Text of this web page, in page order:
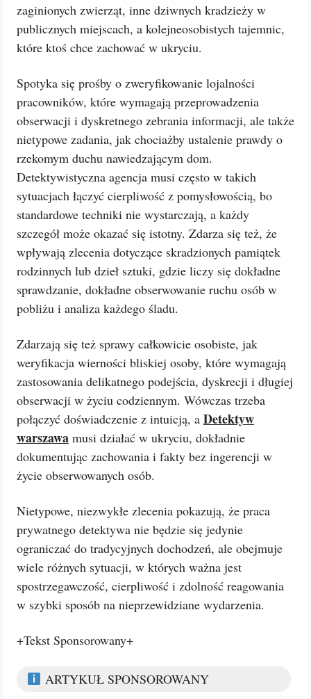
zaginionych zwierząt, inne dziwnych kradzieży w
publicznych miejscach, a kolejneosobistych tajemnic,
które ktoś chce zachować w ukryciu.
Spotyka się prośby o zweryfikowanie lojalności
pracowników, które wymagają przeprowadzenia
obserwacji i dyskretnego zebrania informacji, ale także
nietypowe zadania, jak chociażby ustalenie prawdy o
rzekomym duchu nawiedzającym dom.
Detektywistyczna agencja musi często w takich
sytuacjach łączyć cierpliwość z pomysłowością, bo
standardowe techniki nie wystarczają, a każdy
szczegół może okazać się istotny. Zdarza się też, że
wpływają zlecenia dotyczące skradzionych pamiątek
rodzinnych lub dzieł sztuki, gdzie liczy się dokładne
sprawdzanie, dokładne obserwowanie ruchu osób w
pobliżu i analiza każdego śladu.
Zdarzają się też sprawy całkowicie osobiste, jak
weryfikacja wierności bliskiej osoby, które wymagają
zastosowania delikatnego podejścia, dyskrecji i długiej
obserwacji w życiu codziennym. Wówczas trzeba
połączyć doświadczenie z intuicją, a Detektyw
warszawa musi działać w ukryciu, dokładnie
dokumentując zachowania i fakty bez ingerencji w
życie obserwowanych osób.
Nietypowe, niezwykłe zlecenia pokazują, że praca
prywatnego detektywa nie będzie się jedynie
ograniczać do tradycyjnych dochodzeń, ale obejmuje
wiele różnych sytuacji, w których ważna jest
spostrzegawczość, cierpliwość i zdolność reagowania
w szybki sposób na nieprzewidziane wydarzenia.
+Tekst Sponsorowany+
ARTYKUŁ SPONSOROWANY